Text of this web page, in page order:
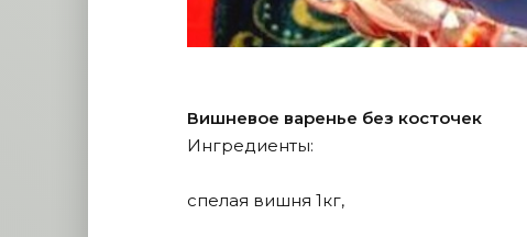
Вишневое варенье без косточек
Ингредиенты:
спелая вишня 1кг,